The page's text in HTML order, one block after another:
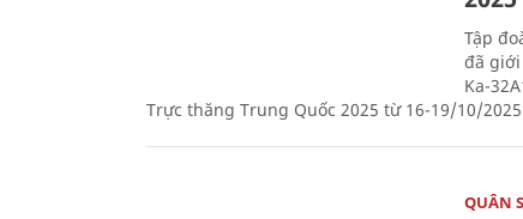
Tập
đã
Ka-
Trực thăng Trung Quốc 2025 từ 16-19/10/
QUÂN